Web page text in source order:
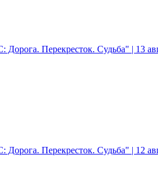
Перекресток. Судьба" | 13
Перекресток. Судьба" | 12